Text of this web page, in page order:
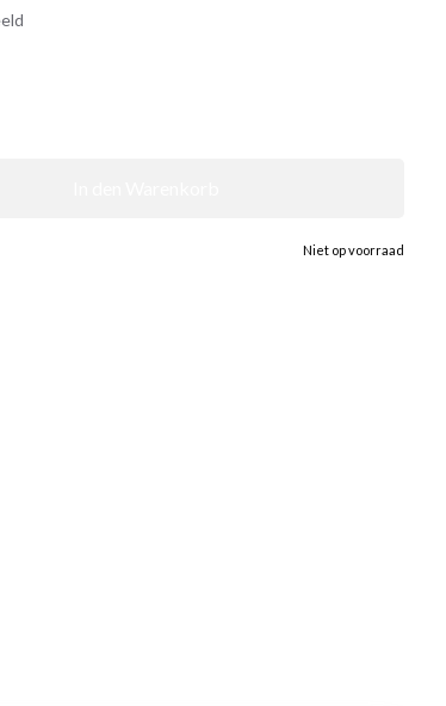
Niet op voorraad